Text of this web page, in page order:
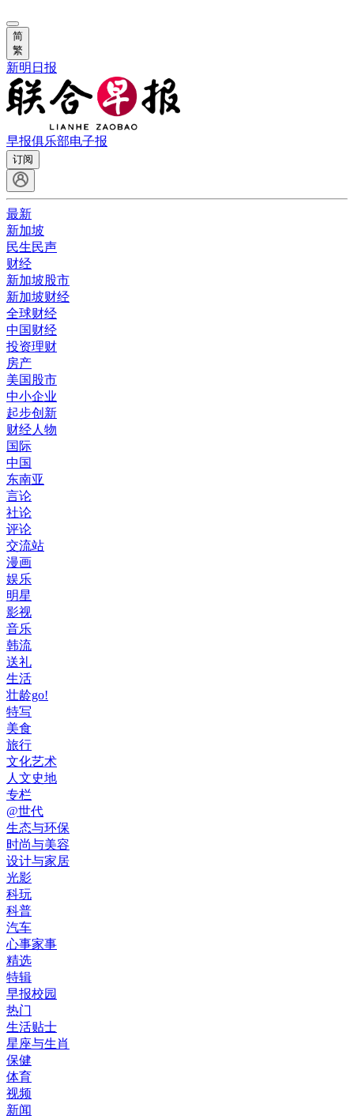
简
繁
新明日报
早报俱乐部电子报
订阅
最新
新加坡
民生民声
财经
新加坡股市
新加坡财经
全球财经
中国财经
投资理财
房产
美国股市
中小企业
起步创新
财经人物
国际
中国
东南亚
言论
社论
评论
交流站
漫画
娱乐
明星
影视
音乐
韩流
送礼
生活
壮龄go!
特写
美食
旅行
文化艺术
人文史地
专栏
@世代
生态与环保
时尚与美容
设计与家居
光影
科玩
科普
汽车
心事家事
精选
特辑
早报校园
热门
生活贴士
星座与生肖
保健
体育
视频
新闻